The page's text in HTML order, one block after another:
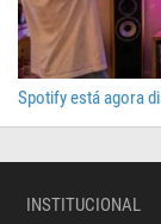
Spotify está agora
INSTITUCIONAL